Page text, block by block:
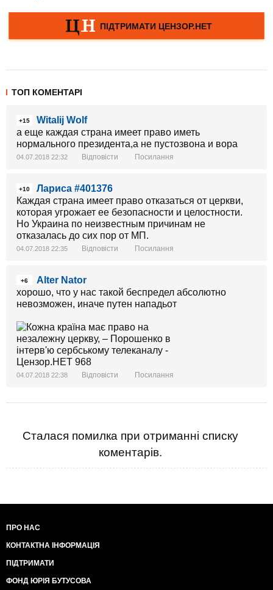
ТОП КОМЕНТАРІ
+15
Witalij Wolf
а еще каждая страна имеет право иметь
нормального президента,а не пустозвона и вора
04.07.2018 22:32 Відповісти Посилання
+10
Лариса #401376
Каждая страна имеет право отказаться от церкви,
которая угрожает ее безопасности и целостности.
Но Украина по неизвестным причинам не
отказалась до сих пор от МП.
04.07.2018 22:35 Відповісти Посилання
+6
Alter Nator
хорошо, что у нас такой беспредел абсолютно
невозможен, иначе путен нападьот
04.07.2018 22:38 Відповісти Посилання
Сталася помилка при отриманні списку
коментарів.
ПРО НАС
КОНТАКТНА ІНФОРМАЦІЯ
ПІДТРИМАТИ
ФОНД ЮРІЯ БУТУСОВА